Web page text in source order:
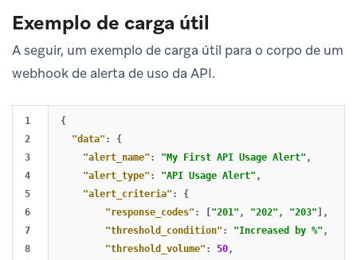
Exemplo de carga útil
A seguir, um exemplo de carga útil para o corpo de um
webhook de alerta de uso da API.
1
2
3
4
5
6
7
8
{
"data" :
{
"alert_name" : "My First API Usage Alert" ,
"alert_type" : "API Usage Alert" ,
"alert_criteria" :
{
"response_codes" : "201" , "202" , "203" ],
"threshold_condition" : "Increased by %" ,
"threshold_volume" : 50,